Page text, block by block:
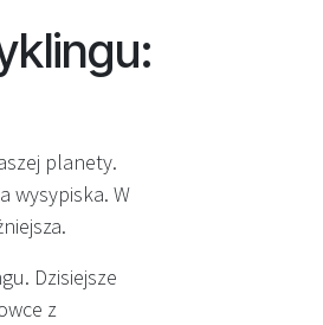
planety.
wysypiska. W
Dzisiejsze
z